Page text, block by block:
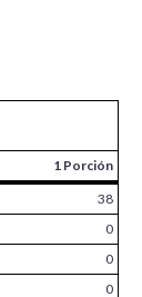
1 Porción
38
0
0
0